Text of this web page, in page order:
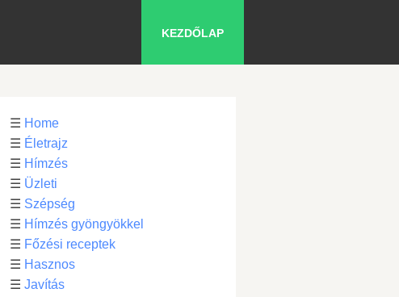
KEZDŐLAP
☰ Home
☰ Életrajz
☰ Hímzés
☰ Üzleti
☰ Szépség
☰ Hímzés gyöngyökkel
☰ Főzési receptek
☰ Hasznos
☰ Javítás